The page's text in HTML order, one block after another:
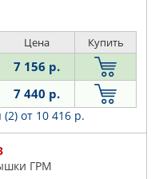
Цена Купить
7 156 р.
7 440 р.
(2) от 10 416 р.
ГРМ